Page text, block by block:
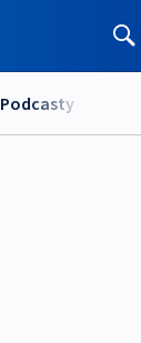
Podcasty